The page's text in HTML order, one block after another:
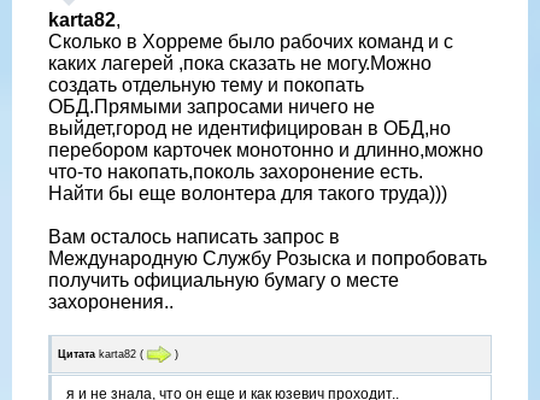
karta82,
Сколько в Хорреме было рабочих команд и с
каких лагерей ,пока сказать не могу.Можно
создать отдельную тему и покопать
ОБД.Прямыми запросами ничего не
выйдет,город не идентифицирован в ОБД,но
перебором карточек монотонно и длинно,можно
что-то накопать,поколь захоронение есть.
Найти бы еще волонтера для такого труда)))
Вам осталось написать запрос в
Международную Службу Розыска и попробовать
получить официальную бумагу о месте
захоронения..
Цитата karta82 ( )
я и не знала, что он еще и как юзевич проходит..